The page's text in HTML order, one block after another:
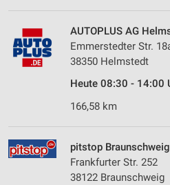
AUTOPLUS AG
Emmerstedter Str.
38350 Helmstedt
Heute 08:30 - 14:00
166,58 km
pitstop Braunschweig
Frankfurter Str. 252
38122 Braunschweig